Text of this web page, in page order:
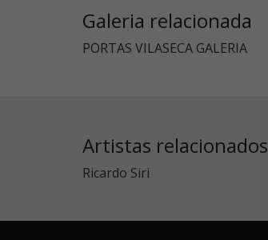
Galeria relacionada
PORTAS VILASECA GALERIA
Artistas relacionados
Ricardo Siri